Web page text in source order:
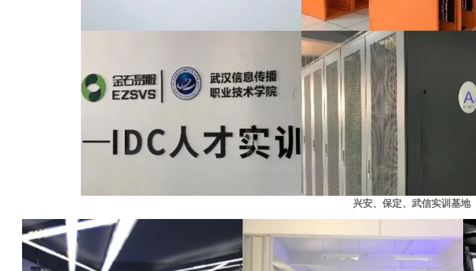
兴安、保定、武信实训基地